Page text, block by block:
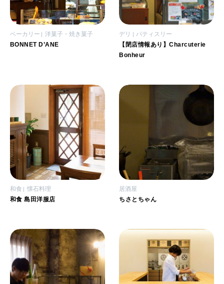
ベーカリー 洋菓子・焼き菓子
BONNET D’ANE
デリ パティスリー
【閉店情報あり】Charcuterie
Bonheur
和食 懐石料理
和食 島田洋服店
居酒屋
ちさとちゃん